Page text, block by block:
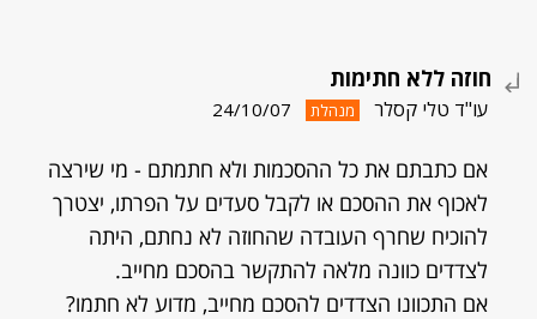
חוזה ללא חתימות
עו"ד טלי קסלר מנהלת 24/10/07
אם כתבתם את כל ההסכמות ולא חתמתם - מי שירצה
לאכוף את ההסכם או לקבל סעדים על הפרתו, יצטרך
להוכיח שחרף העובדה שהחוזה לא נחתם, היתה
לצדדים כוונה מלאה להתקשר בהסכם מחייב.
אם התכוונו הצדדים להסכם מחייב, מדוע לא חתמו?